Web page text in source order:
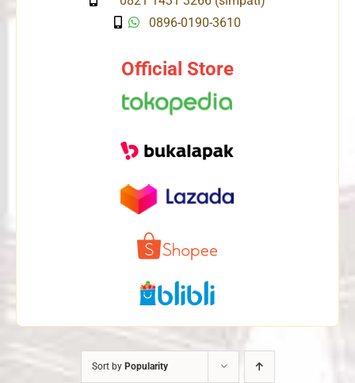
0896-0190-3610
Official Store
Sort by Popularity